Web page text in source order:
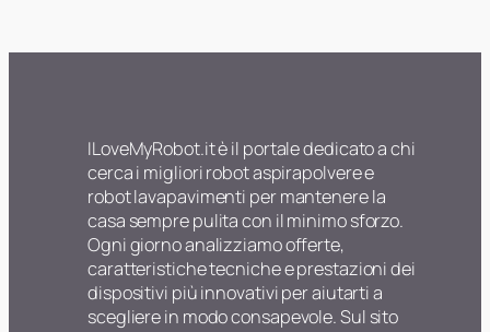
ILoveMyRobot.it è il portale dedicato a chi
cerca i migliori robot aspirapolvere e
robot lavapavimenti per mantenere la
casa sempre pulita con il minimo sforzo.
Ogni giorno analizziamo offerte,
caratteristiche tecniche e prestazioni dei
dispositivi più innovativi per aiutarti a
scegliere in modo consapevole. Sul sito